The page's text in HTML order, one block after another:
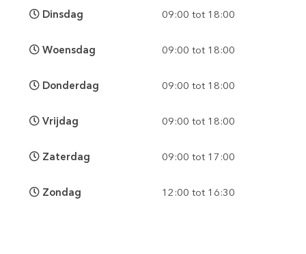
Dinsdag 09:00 tot 18:00
Woensdag 09:00 tot 18:00
Donderdag 09:00 tot 18:00
Vrijdag 09:00 tot 18:00
Zaterdag 09:00 tot 17:00
Zondag 12:00 tot 16:30